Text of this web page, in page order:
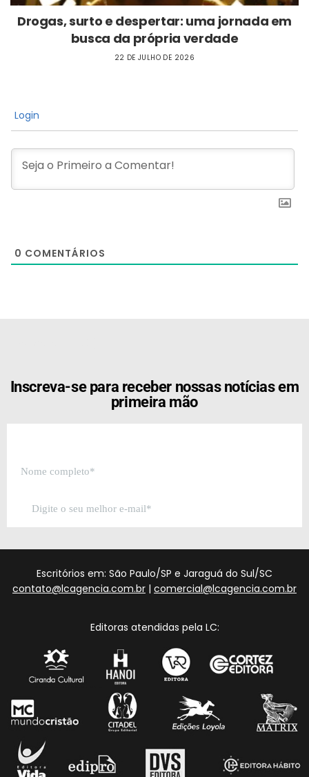
Drogas, surto e despertar: uma jornada em
busca da própria verdade
22 DE JULHO DE 2026
Login
0 COMENTÁRIOS
Inscreva-se para receber nossas notícias em
primeira mão
Escritórios em: São Paulo/SP e Jaraguá do Sul/SC
contato@lcagencia.com.br | comercial@lcagencia.com.br
Editoras atendidas pela LC: